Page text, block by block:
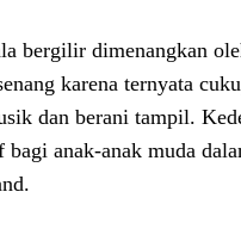
bergilir dimenangkan
karena ternyata
dan berani tampil.
anak-anak muda